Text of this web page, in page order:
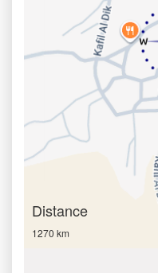
Distance
1270 km